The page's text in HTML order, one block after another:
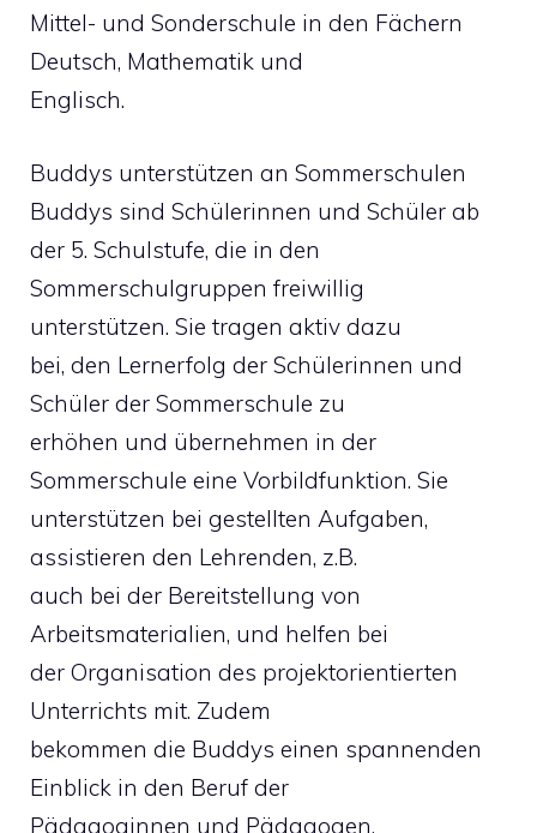
Mittel- und Sonderschule in den Fächern
Deutsch, Mathematik und
Englisch.
Buddys unterstützen an Sommerschulen
Buddys sind Schülerinnen und Schüler ab
der 5. Schulstufe, die in den
Sommerschulgruppen freiwillig
unterstützen. Sie tragen aktiv dazu
bei, den Lernerfolg der Schülerinnen und
Schüler der Sommerschule zu
erhöhen und übernehmen in der
Sommerschule eine Vorbildfunktion. Sie
unterstützen bei gestellten Aufgaben,
assistieren den Lehrenden, z.B.
auch bei der Bereitstellung von
Arbeitsmaterialien, und helfen bei
der Organisation des projektorientierten
Unterrichts mit. Zudem
bekommen die Buddys einen spannenden
Einblick in den Beruf der
Pädagoginnen und Pädagogen.